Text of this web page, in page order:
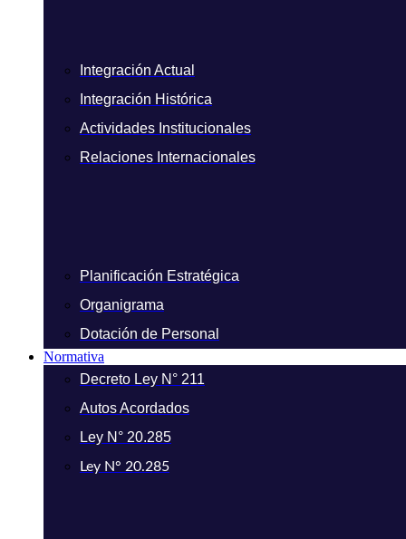
Integración Actual
Integración Histórica
Actividades Institucionales
Relaciones Internacionales
Planificación Estratégica
Organigrama
Dotación de Personal
Normativa
Decreto Ley N° 211
Autos Acordados
Ley N° 20.285
Ley N° 20.285